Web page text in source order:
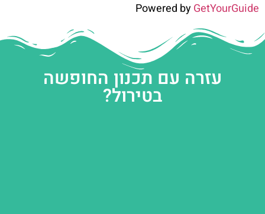
Powered byGetYourGuide
עזרה עם תכנון החופשה
בטירול?